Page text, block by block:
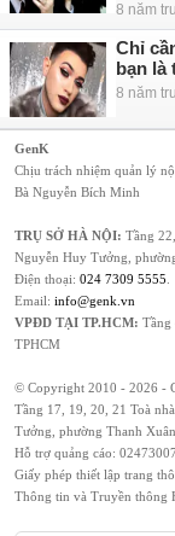
8 năm
Chỉ
bạn là
8 năm
GenK
Chịu trách nhiệm quản lý
Bà Nguyễn Bích Minh
TRỤ SỞ HÀ NỘI: Tầng
Nguyễn Huy Tưởng,
Điện thoại: 024 7309 5555
Email: info@genk.vn
VPĐD TẠI TP.HCM: Tầng
TPHCM
© Copyright 2010 - 2026 -
Tầng 17, 19, 20, 21 Toà
Tưởng, phường Thanh
Hỗ trợ quảng cáo:
Giấy phép thiết lập trang
Thông tin và Truyền thông